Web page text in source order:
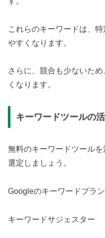
これらのキーワードは、
やすくなります。
さらに、競合も少ないた
くなります。
キーワードツールの
無料のキーワードツール
選定しましょう。
Googleのキーワードプラ
キーワードサジェスター